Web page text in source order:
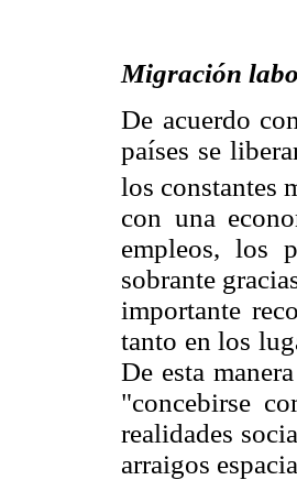
Migración
De acuerdo
países se
los constantes
con una
empleos, los
sobrante
importante
tanto en los
De esta
"concebirse
realidades
arraigos